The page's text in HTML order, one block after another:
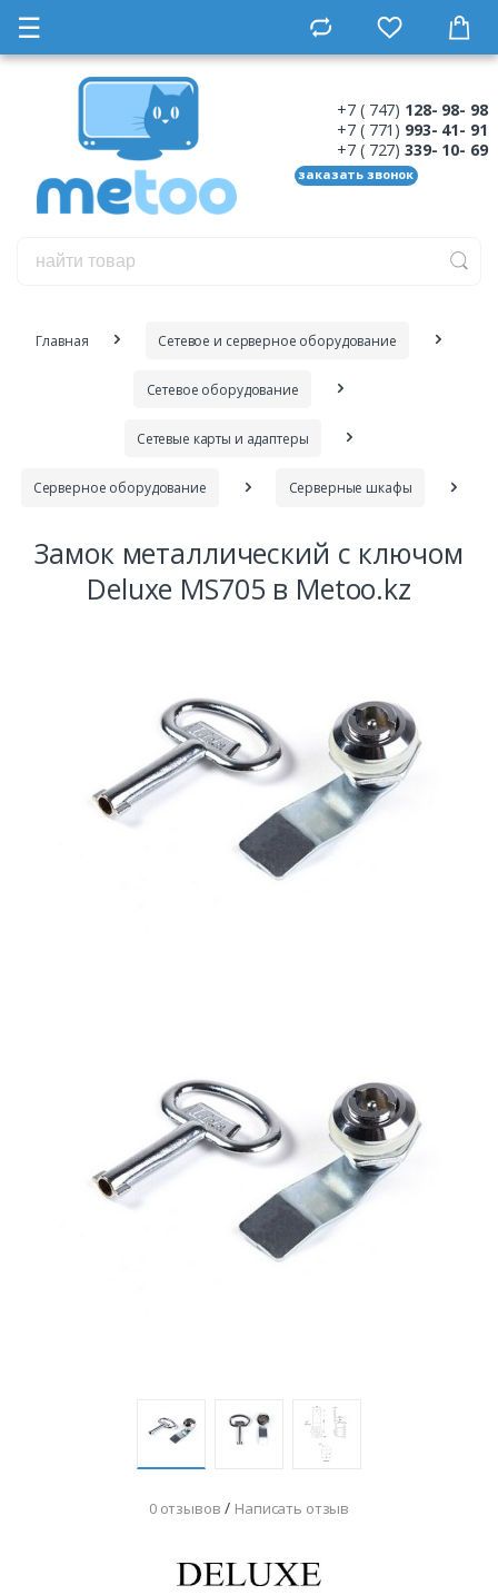
☰
+7 ( 747) 128- 98- 98
+7 ( 771) 993- 41- 91
+7 ( 727) 339- 10- 69
заказать звонок
Главная Сетевое и серверное оборудование
Сетевое оборудование
Сетевые карты и адаптеры
Серверное оборудование Серверные шкафы
Замок металлический с ключом
Deluxe MS705 в Metoo.kz
0 отзывов / Написать отзыв